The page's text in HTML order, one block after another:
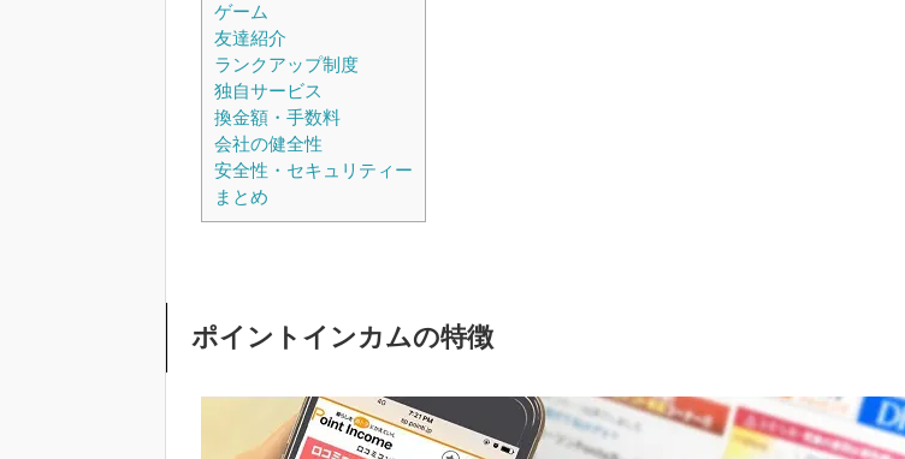
ゲーム
友達紹介
ランクアップ制度
独自サービス
換金額・手数料
会社の健全性
安全性・セキュリティー
まとめ
ポイントインカムの特徴